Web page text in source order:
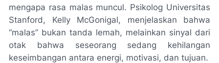
mengapa rasa malas muncul. Psikolog Universitas
Stanford, Kelly McGonigal, menjelaskan bahwa
“malas” bukan tanda lemah, melainkan sinyal dari
otak bahwa seseorang sedang kehilangan
keseimbangan antara energi, motivasi, dan tujuan.